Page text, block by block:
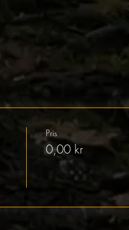
Pris
0,00 kr